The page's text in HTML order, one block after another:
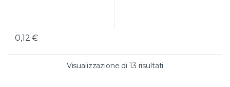
0,12€
Visualizzazione di 13 risultati